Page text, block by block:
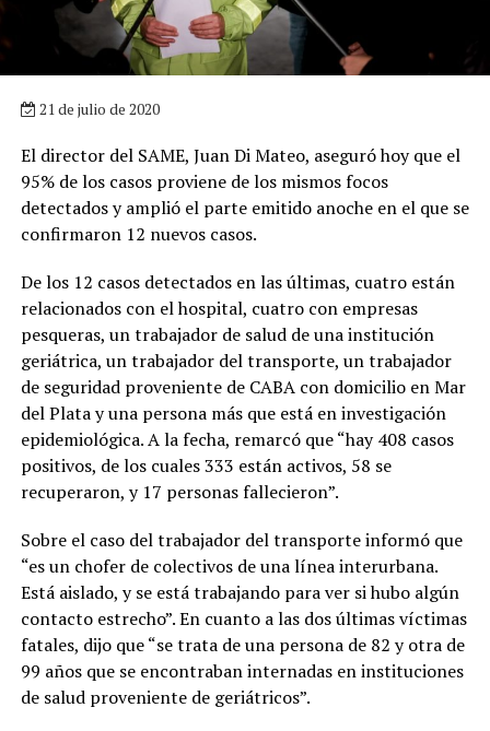
21 de julio de 2020
El director del SAME, Juan Di Mateo, aseguró hoy que el
95% de los casos proviene de los mismos focos
detectados y amplió el parte emitido anoche en el que se
confirmaron 12 nuevos casos.
De los 12 casos detectados en las últimas, cuatro están
relacionados con el hospital, cuatro con empresas
pesqueras, un trabajador de salud de una institución
geriátrica, un trabajador del transporte, un trabajador
de seguridad proveniente de CABA con domicilio en Mar
del Plata y una persona más que está en investigación
epidemiológica. A la fecha, remarcó que “hay 408 casos
positivos, de los cuales 333 están activos, 58 se
recuperaron, y 17 personas fallecieron”.
Sobre el caso del trabajador del transporte informó que
“es un chofer de colectivos de una línea interurbana.
Está aislado, y se está trabajando para ver si hubo algún
contacto estrecho”. En cuanto a las dos últimas víctimas
fatales, dijo que “se trata de una persona de 82 y otra de
99 años que se encontraban internadas en instituciones
de salud proveniente de geriátricos”.